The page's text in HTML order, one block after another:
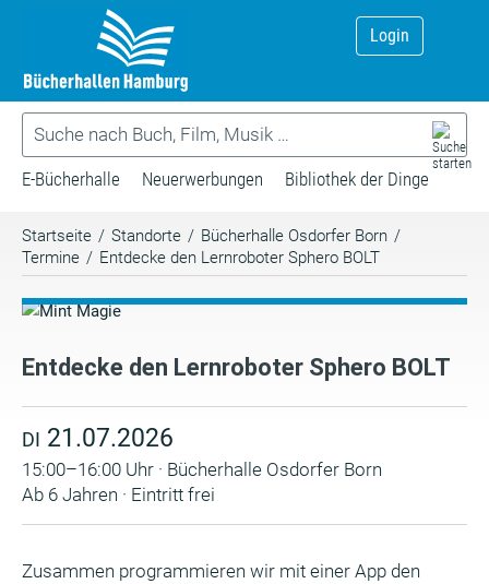
Login
E-Bücherhalle Neuerwerbungen Bibliothek der Dinge
Startseite / Standorte / Bücherhalle Osdorfer Born /
Termine / Entdecke den Lernroboter Sphero BOLT
Entdecke den Lernroboter Sphero BOLT
DI 21.07.2026
15:00–16:00 Uhr · Bücherhalle Osdorfer Born
Ab 6 Jahren · Eintritt frei
Zusammen programmieren wir mit einer App den